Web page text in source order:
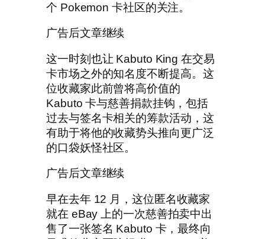
个 Pokemon 卡社区的关注。
广告后文章继续
这一时刻也让 Kabuto King 在交易
卡市场之外的知名度不断提高。这
位收藏家此前曾将高价值的
Kabuto 卡与慈善捐款挂钩，包括
过去与签名卡相关的筹款活动，这
有助于将他的收藏势头推向更广泛
的口袋妖怪社区。
广告后文章继续
早在去年 12 月，这位匿名收藏家
就在 eBay 上的一次慈善拍卖中出
售了一张签名 Kabuto 卡，最终向